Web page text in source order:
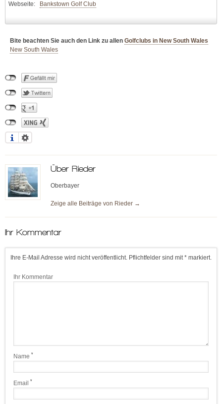
Webseite:
Bankstown Golf Club
Bite beachten Sie auch den Link zu allen Golfclubs in New South Wales
New South Wales
Über Rieder
Oberbayer
Zeige alle Beiträge von Rieder →
Ihr Kommentar
Ihre E-Mail Adresse wird nicht veröffentlicht. Pflichtfelder sind mit * markiert.
Ihr Kommentar
Name *
Email *